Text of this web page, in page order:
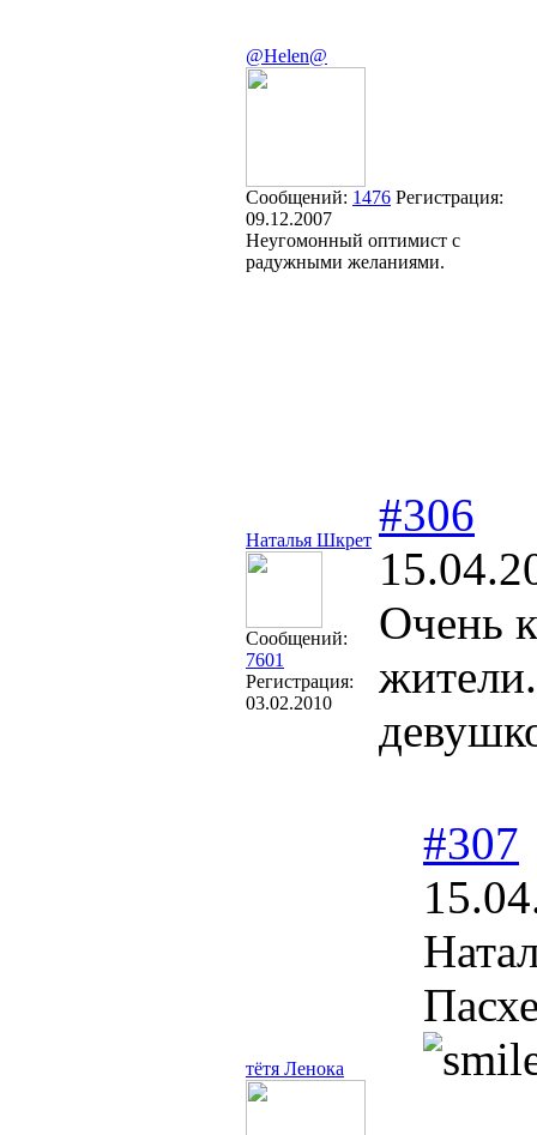
@Helen@
Сообщений: 1476 Регистрация:
09.12.2007
Неугомонный оптимист с
радужными желаниями.
Наталья Шкрет
Сообщений:
7601
Регистрация:
03.02.2010
#306
Очень
тётя Ленока
#307